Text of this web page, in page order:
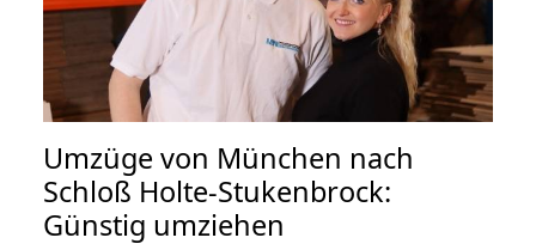
Umzüge von München nach
Schloß Holte-Stukenbrock:
Günstig umziehen